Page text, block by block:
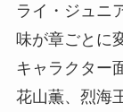
ライ・ジュニ
味が章ごとに
キャラクター
花山薫、烈海